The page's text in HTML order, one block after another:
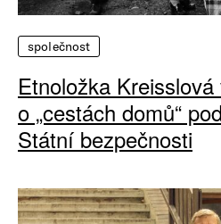
společnost
Etnoložka
o „cestách domů“
Státní bezpečnosti